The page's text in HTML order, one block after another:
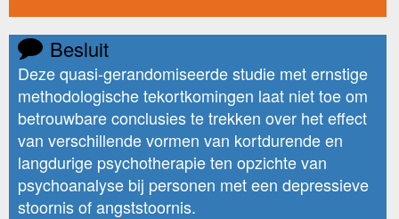
Besluit
Deze quasi-gerandomiseerde studie met ernstige
methodologische tekortkomingen laat niet toe om
betrouwbare conclusies te trekken over het effect
van verschillende vormen van kortdurende en
langdurige psychotherapie ten opzichte van
psychoanalyse bij personen met een depressieve
stoornis of angststoornis.